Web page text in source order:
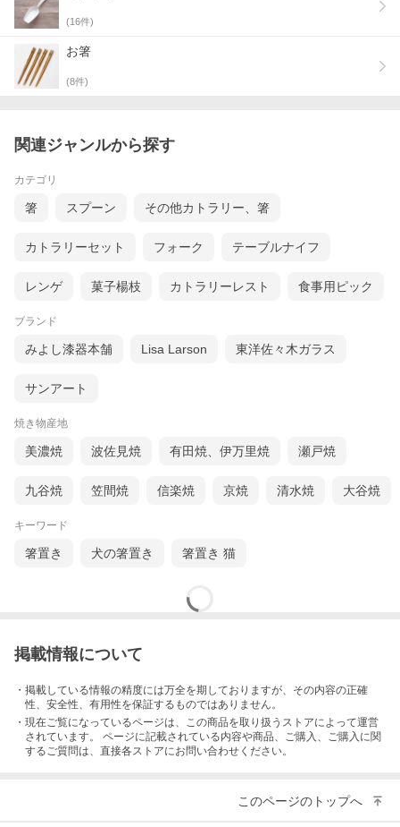
(16件)
お箸
(8件)
関連ジャンルから探す
カテゴリ
箸 スプーン その他カトラリー、箸
カトラリーセット フォーク テーブルナイフ
レンゲ 菓子楊枝 カトラリーレスト 食事用ピック
ブランド
みよし漆器本舗 Lisa Larson 東洋佐々木ガラス
サンアート
焼き物産地
美濃焼 波佐見焼 有田焼、伊万里焼 瀬戸焼
九谷焼 笠間焼 信楽焼 京焼 清水焼 大谷焼
キーワード
箸置き 犬の箸置き 箸置き 猫
掲載情報について
・掲載している情報の精度には万全を期しておりますが、その内容の正確
性、安全性、有用性を保証するものではありません。
・現在ご覧になっているページは、この商品を取り扱うストアによって運営
されています。 ページに記載されている内容や商品、ご購入 、ご購入に関
するご質問は、直接各ストアにお問い合わせください。
このページのトップへ